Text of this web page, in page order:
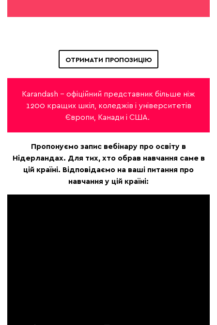
ОТРИМАТИ ПРОПОЗИЦІЮ
Karandash – офіційний представник більше ніж
1200 кращих шкіл, коледжів і університетів
Європи, Канади і США.
Пропонуємо запис вебінару про освіту в
Нідерландах. Для тих, хто обрав навчання саме в
цій країні. Відповідаємо на ваші питання про
навчання у цій країні: